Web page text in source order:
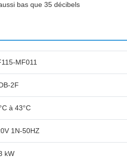
bas que 35 décibels
MF011
2F
à 43°C
1N-50HZ
kW